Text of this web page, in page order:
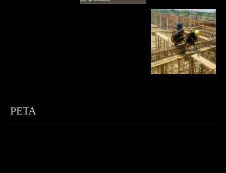
PETA